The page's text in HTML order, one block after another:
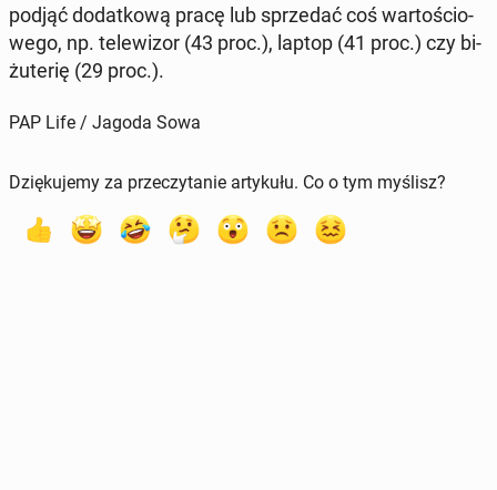
podjąć do­dat­ko­wą pracę lub sprze­dać coś war­to­ścio­
we­go, np. te­le­wi­zor (43 proc.), laptop (41 proc.) czy bi­
żu­te­rię (29 proc.).
PAP Life / Jagoda Sowa
Dziękujemy za przeczytanie artykułu. Co o tym myślisz?